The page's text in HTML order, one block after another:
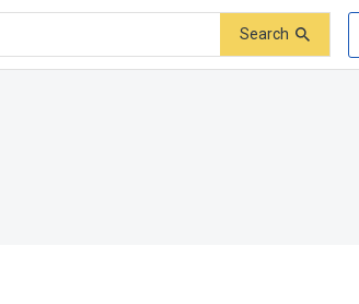
Search